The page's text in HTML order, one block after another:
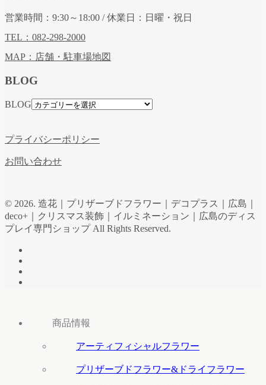
営業時間：9:30～18:00 / 休業日：日曜・祝日
TEL：082-298-2000
MAP：店舗・駐車場地図
BLOG
BLOG
プライバシーポリシー
お問い合わせ
© 2026. 造花｜プリザーブドフラワー｜デコプラス｜広島｜
deco+｜クリスマス装飾｜イルミネーション｜広島のディス
プレイ専門ショップ All Rights Reserved.
商品情報
アーティフィシャルフラワー
プリザーブドフラワー&ドライフラワー